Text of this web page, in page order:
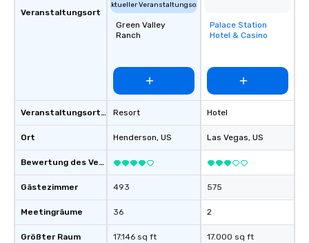
Veranstaltungsort
Veranstaltungsortstyp
Ort
Bewertung des Veranstaltungsortes
Gästezimmer
Meetingräume
Größter Raum
Aktueller Veranstaltungsort
Green Valley
Ranch
Resort
Henderson, US
493
36
17.146 sq ft
Removed from
favorites
Palace Station
Hotel & Casino
Hotel
Las Vegas, US
575
2
17.000 sq ft